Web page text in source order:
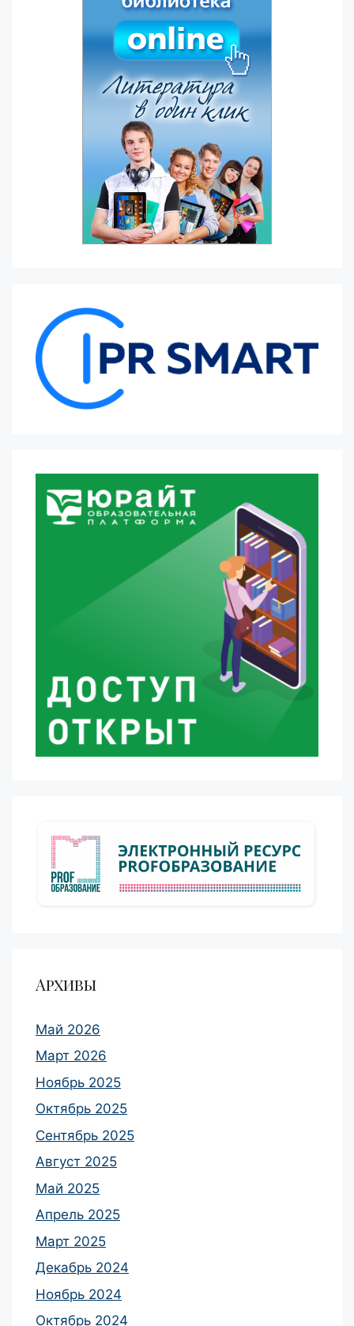
Архивы
Май 2026
Март 2026
Ноябрь 2025
Октябрь 2025
Сентябрь 2025
Август 2025
Май 2025
Апрель 2025
Март 2025
Декабрь 2024
Ноябрь 2024
Октябрь 2024